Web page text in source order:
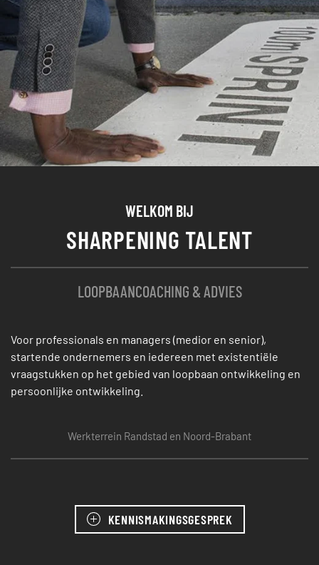
WELKOM BIJ
SHARPENING TALENT
LOOPBAANCOACHING & ADVIES
Voor professionals en managers (medior en senior),
startende ondernemers en iedereen met existentiële
vraagstukken op het gebied van loopbaan ontwikkeling en
persoonlijke ontwikkeling.
Werkterrein Randstad en Noord-Brabant
KENNISMAKINGSGESPREK